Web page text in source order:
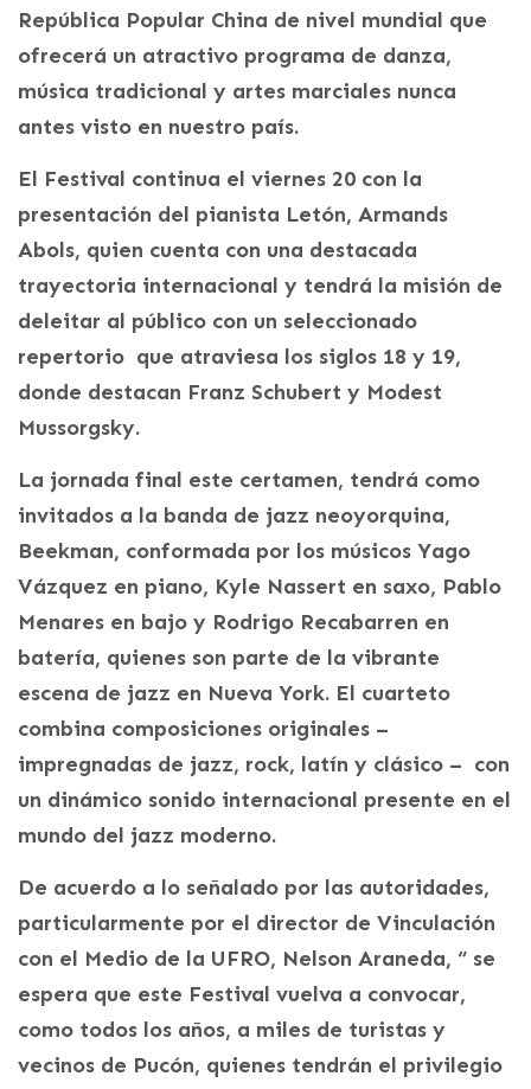
República Popular China de nivel mundial que
ofrecerá un atractivo programa de danza,
música tradicional y artes marciales nunca
antes visto en nuestro país.
El Festival continua el viernes 20 con la
presentación del pianista Letón, Armands
Abols, quien cuenta con una destacada
trayectoria internacional y tendrá la misión de
deleitar al público con un seleccionado
repertorio que atraviesa los siglos 18 y 19,
donde destacan Franz Schubert y Modest
Mussorgsky.
La jornada final este certamen, tendrá como
invitados a la banda de jazz neoyorquina,
Beekman, conformada por los músicos Yago
Vázquez en piano, Kyle Nassert en saxo, Pablo
Menares en bajo y Rodrigo Recabarren en
batería, quienes son parte de la vibrante
escena de jazz en Nueva York. El cuarteto
combina composiciones originales –
impregnadas de jazz, rock, latín y clásico – con
un dinámico sonido internacional presente en el
mundo del jazz moderno.
De acuerdo a lo señalado por las autoridades,
particularmente por el director de Vinculación
con el Medio de la UFRO, Nelson Araneda, “ se
espera que este Festival vuelva a convocar,
como todos los años, a miles de turistas y
vecinos de Pucón, quienes tendrán el privilegio